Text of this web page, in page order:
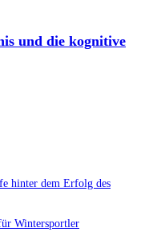
und die kognitive
hinter dem Erfolg des
Wintersportler